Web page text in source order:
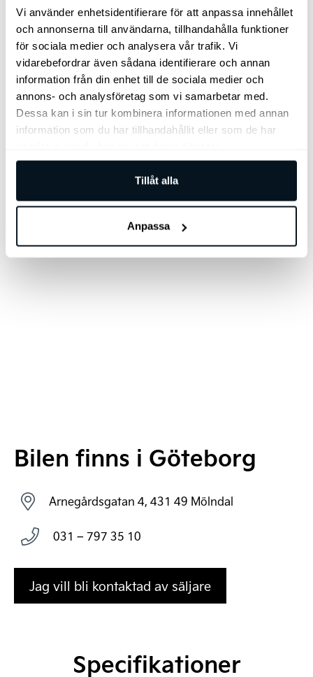
Vi använder enhetsidentifierare för att anpassa innehållet
och annonserna till användarna, tillhandahålla funktioner
för sociala medier och analysera vår trafik. Vi
vidarebefordrar även sådana identifierare och annan
information från din enhet till de sociala medier och
annons- och analysföretag som vi samarbetar med.
Dessa kan i sin tur kombinera informationen med annan
information som du har tillhandahållit eller som de har
Tillåt alla
Anpassa
Konstläder klädsel "GT Line"
Skjutbord mittkonsol fram
Tonade rutor från B-stolpen
V2L
Eluppvärmda platser bak
Aluminiumpedaler
Autobroms vid backning (PCA)
Dödavinkelassistans med kamera
Exteriör & interiör GT Line design
Exeriöra plastdetaljer blanksvarta
Framstolar RELAXATION
Fjärrstyrd parkeringsassistans
Harman Kardon® Ljudsystem
Klädsel
Passagerarstol fram med elsvankstöd
Stämningsbelysning
Kamera med 360°-vy
Ventilerade stolar fram
Bilen finns i Göteborg
Arnegårdsgatan 4, 431 49 Mölndal
031 – 797 35 10
Jag vill bli kontaktad av säljare
Specifikationer